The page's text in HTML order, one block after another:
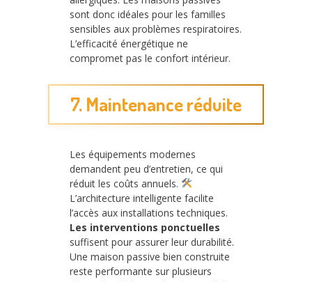
sont donc idéales pour les familles
sensibles aux problèmes respiratoires.
L’efficacité énergétique ne
compromet pas le confort intérieur.
7. Maintenance réduite
Les équipements modernes
demandent peu d’entretien, ce qui
réduit les coûts annuels.
L’architecture intelligente facilite
l’accès aux installations techniques.
Les interventions ponctuelles
suffisent pour assurer leur durabilité.
Une maison passive bien construite
reste performante sur plusieurs